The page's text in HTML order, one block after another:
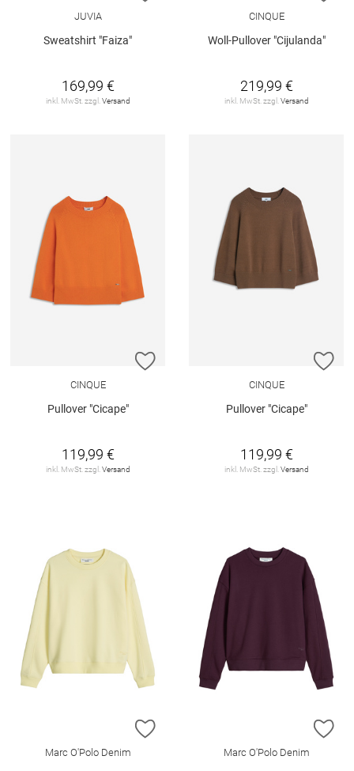
JUVIA
Sweatshirt "Faiza"
169,99 €
inkl. MwSt. zzgl.Versand
CINQUE
Woll-Pullover "Cijulanda"
219,99 €
inkl. MwSt. zzgl.Versand
ZUR WUNSCHLISTE HINZUFÜGEN
CINQUE
Pullover "Cicape"
119,99 €
inkl. MwSt. zzgl. Versand
CINQUE
Pullover "Cicape"
119,99 €
inkl. MwSt. zzgl. Versand
ZUR WUNSCHLISTE HINZUFÜGEN
Marc O'Polo Denim Marc O'Polo Denim